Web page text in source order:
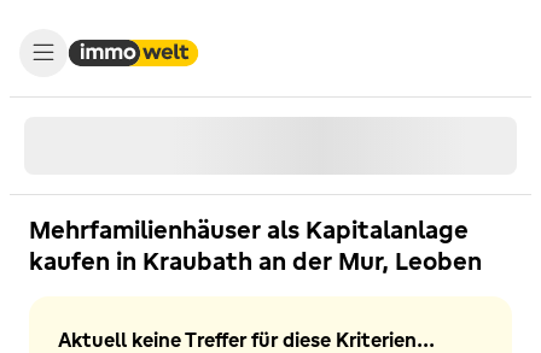
Mehrfamilienhäuser als Kapitalanlage
kaufen in Kraubath an der Mur, Leoben
Aktuell keine Treffer für diese Kriterien...